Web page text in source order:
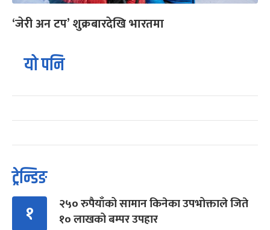
‘जेरी अन टप’ शुक्रबारदेखि भारतमा
यो पनि
ट्रेन्डिङ
१
२५० रुपैयाँको सामान किनेका उपभोक्ताले जिते
१० लाखको बम्पर उपहार